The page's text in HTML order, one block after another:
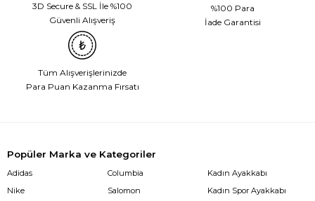
3D Secure & SSL İle %100
Güvenli Alışveriş
%100 Para
İade Garantisi
Tüm Alışverişlerinizde
Para Puan Kazanma Fırsatı
Popüler Marka ve Kategoriler
Adidas
Nike
Columbia
Salomon
Kadın Ayakkabı
Kadın Spor Ayakkabı